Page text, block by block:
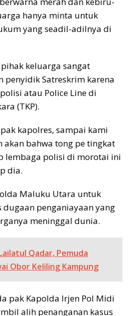
hanya minta untuk
yang seadil-adilnya di
keluarga sangat
penyidik Satreskrim karena
atau Police Line di
(TKP).
kapolres, sampai kami
akan bahwa tong pe tingkat
lembaga polisi di morotai ini
dia.
Maluku Utara untuk
penganiayaan yang
meninggal dunia.
Qadar, Pemuda
Obor Keliling Kampung
pak Kapolda Irjen Pol Midi
alih penanganan kasus